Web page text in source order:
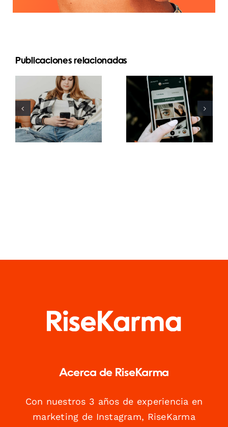
Publicaciones relacionadas
Estrategias
innovadoras
para
aumentar la
visibilidad
de grupos
de
Mejores
prácticas
para usar
filtros de
realidad
aumentada
Acerca de RiseKarma
Con nuestros 3 años de experiencia en
marketing de Instagram, RiseKarma